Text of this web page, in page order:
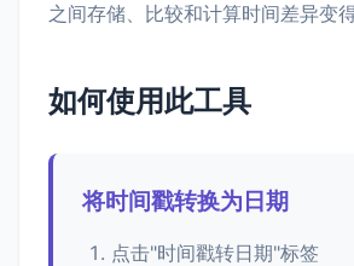
之间存储、比较和计算时间差异变得
如何使用此工具
将时间戳转换为日期
点击"时间戳转日期"标签